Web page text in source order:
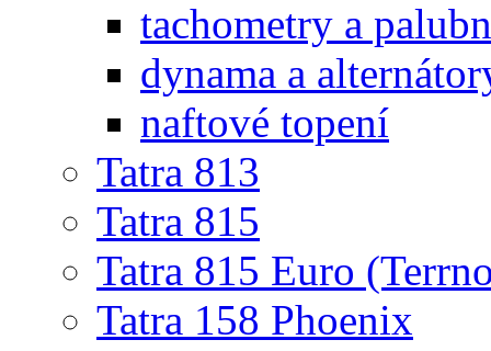
tachometry a
dynama a
naftové topení
Tatra 813
Tatra 815
Tatra 815 Euro
Tatra 158 Phoenix